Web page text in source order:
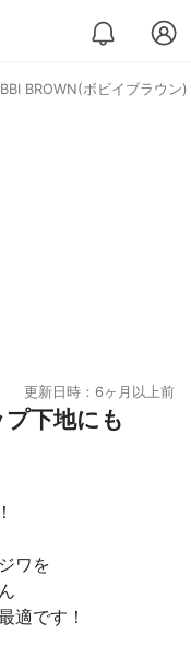
BROWN(ボビイブラウン
更新日時：6ヶ月以上前
下地にも
ワを
適です！